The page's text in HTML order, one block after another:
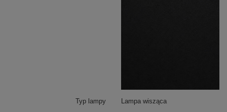
Typ lampy Lampa wisząca